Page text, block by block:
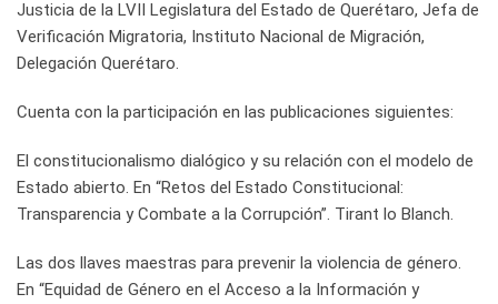
Justicia de la LVII Legislatura del Estado de Querétaro, Jefa de
Verificación Migratoria, Instituto Nacional de Migración,
Delegación Querétaro.
Cuenta con la participación en las publicaciones siguientes:
El constitucionalismo dialógico y su relación con el modelo de
Estado abierto. En “Retos del Estado Constitucional:
Transparencia y Combate a la Corrupción”. Tirant lo Blanch.
Las dos llaves maestras para prevenir la violencia de género.
En “Equidad de Género en el Acceso a la Información y